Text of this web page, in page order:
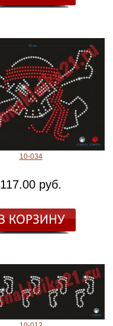
10-034
117.00 руб.